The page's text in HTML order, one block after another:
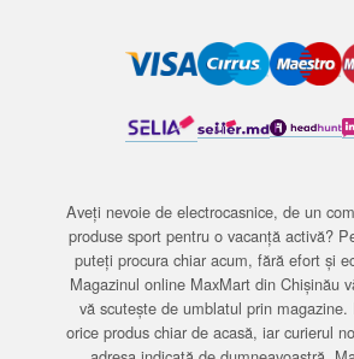
Aveți nevoie de electrocasnice, de un
produse sport pentru o vacanță activă?
puteți procura chiar acum, fără efort și
Magazinul online MaxMart din Chișinău
vă scutește de umblatul prin
orice produs chiar de acasă, iar curierul